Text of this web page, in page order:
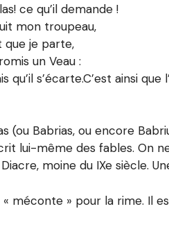
ce qu’il demande !
mon troupeau,
que je parte,
un Veau :
s’écarte.C’est ainsi que
(ou Babrias, ou encore
lui-même des fables. On
moine du IXe siècle.
méconte » pour la rime. Il